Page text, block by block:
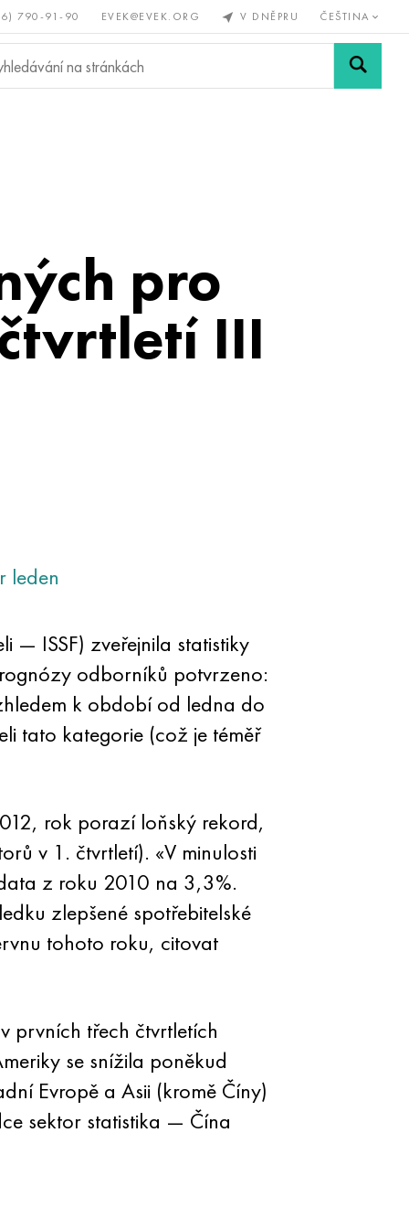
790-91-90 EVEK@EVEK.ORG V DNĚPRU ČEŠTINA
Legovaná Sítě a
pro
III
leden
— ISSF) zveřejnila statistiky
odborníků potvrzeno:
k období od ledna do
tato kategorie (což je téměř
rok porazí loňský rekord,
v 1. čtvrtletí). «V minulosti
z roku 2010 na 3,3%.
zlepšené spotřebitelské
tohoto roku, citovat
prvních třech čtvrtletích
se snížila poněkud
Evropě a Asii (kromě Číny)
sektor statistika — Čína